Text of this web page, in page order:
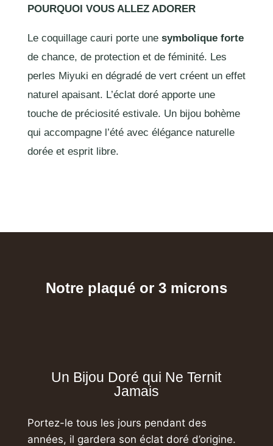
POURQUOI VOUS ALLEZ ADORER
Le coquillage cauri porte une symbolique forte
de chance, de protection et de féminité. Les
perles Miyuki en dégradé de vert créent un effet
naturel apaisant. L’éclat doré apporte une
touche de préciosité estivale. Un bijou bohème
qui accompagne l’été avec élégance naturelle
dorée et esprit libre.
Notre plaqué or 3 microns
Un Bijou Doré qui Ne Ternit
Jamais
Portez-le tous les jours pendant des
années, il gardera son éclat doré d’origine.